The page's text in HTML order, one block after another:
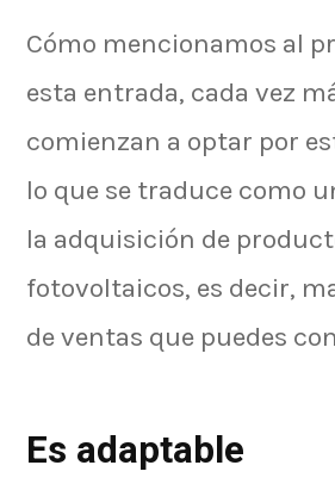
Cómo mencionamos al
esta entrada, cada vez
comienzan a optar por
lo que se traduce como
la adquisición de
fotovoltaicos, es decir,
de ventas que puedes
Es adaptable